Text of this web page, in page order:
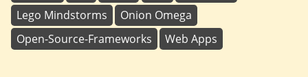
Lego Mindstorms
Onion Omega
Open-Source-Frameworks
Web Apps